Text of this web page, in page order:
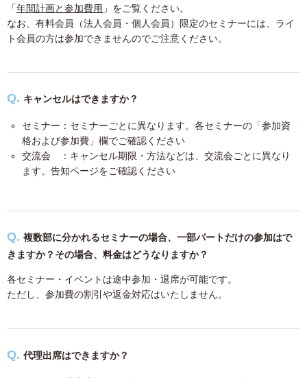
「年間計画と参加費用 」をご覧ください。
なお、有料会員（法人会員・個人会員）限定のセミナーには、ライ
ト会員の方は参加できませんのでご注意ください。
キャンセルはできますか？
セミナー：セミナーごとに異なります。各セミナーの「参加資
格および参加費」欄でご確認ください
交流会 ：キャンセル期限・方法などは、交流会ごとに異なり
ます。告知ページをご確認ください
複数部に分かれるセミナーの場合、一部パートだけの参加はで
きますか？その場合、料金はどうなりますか？
各セミナー・イベントは途中参加・退席が可能です。
ただし、参加費の割引や返金対応はいたしません。
代理出席はできますか？